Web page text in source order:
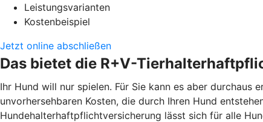
Leistungsvarianten
Kostenbeispiel
Jetzt online abschließen
Das bietet die R+V-
Ihr Hund will nur spielen. Für Sie kann es aber
unvorhersehbaren Kosten, die durch Ihren Hund
Hundehalterhaftpflichtversicherung lässt sich für alle